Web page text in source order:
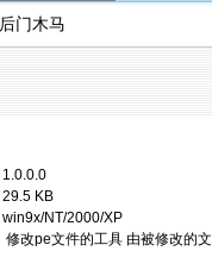
后门木马
1.0.0.0
29.5 KB
win9x/NT/2000/XP
修改pe文件的工具 由被修改的